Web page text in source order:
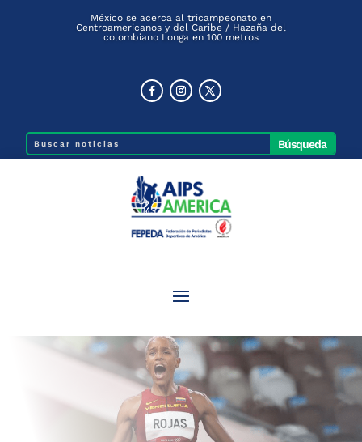
México se acerca al tricampeonato en
Centroamericanos y del Caribe / Hazaña del
colombiano Longa en 100 metros